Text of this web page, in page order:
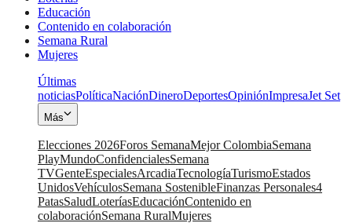
Educación
Contenido en colaboración
Semana Rural
Mujeres
Últimas
noticiasPolíticaNaciónDineroDeportesOpiniónImpresaJet Set
Más
Elecciones 2026Foros SemanaMejor ColombiaSemana
PlayMundoConfidencialesSemana
TVGenteEspecialesArcadiaTecnologíaTurismoEstados
UnidosVehículosSemana SostenibleFinanzas Personales4
PatasSaludLoteríasEducaciónContenido en
colaboraciónSemana RuralMujeres